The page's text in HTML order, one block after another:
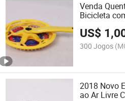
Venda
Bicicleta
US$
300 Jogos
2018 Novo
ao Ar Livre